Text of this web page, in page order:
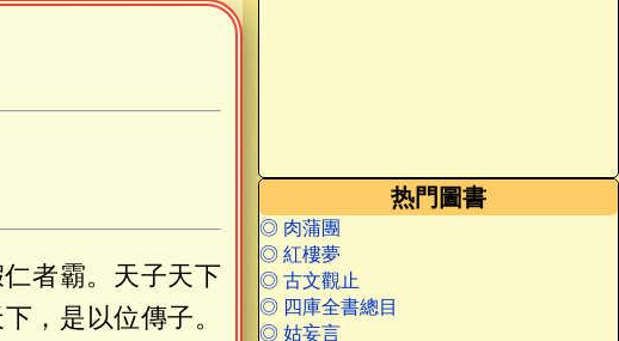
热門圖書
◎ 肉蒲團
◎ 紅樓夢
◎ 古文觀止
◎ 四庫全書總目
◎ 姑妄言
者霸。天子天下
，是以位傳子。